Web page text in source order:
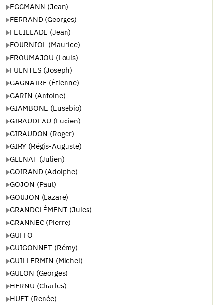
EGGMANN (Jean)
FERRAND (Georges)
FEUILLADE (Jean)
FOURNIOL (Maurice)
FROUMAJOU (Louis)
FUENTES (Joseph)
GAGNAIRE (Étienne)
GARIN (Antoine)
GIAMBONE (Eusebio)
GIRAUDEAU (Lucien)
GIRAUDON (Roger)
GIRY (Régis-Auguste)
GLENAT (Julien)
GOIRAND (Adolphe)
GOJON (Paul)
GOUJON (Lazare)
GRANDCLÉMENT (Jules)
GRANNEC (Pierre)
GUFFO
GUIGONNET (Rémy)
GUILLERMIN (Michel)
GULON (Georges)
HERNU (Charles)
HUET (Renée)